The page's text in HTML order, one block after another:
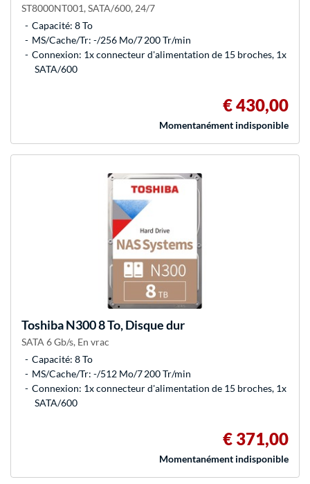
ST8000NT001, SATA/600, 24/7
Capacité: 8 To
MS/Cache/Tr: -/256 Mo/7 200 Tr/min
Connexion: 1x connecteur d'alimentation de 15 broches, 1x
SATA/600
€ 430,00
Momentanément indisponible
ToshibaN300 8 To, Disque dur
SATA 6 Gb/s, En vrac
Capacité: 8 To
MS/Cache/Tr: -/512 Mo/7 200 Tr/min
Connexion: 1x connecteur d'alimentation de 15 broches, 1x
SATA/600
€ 371,00
Momentanément indisponible